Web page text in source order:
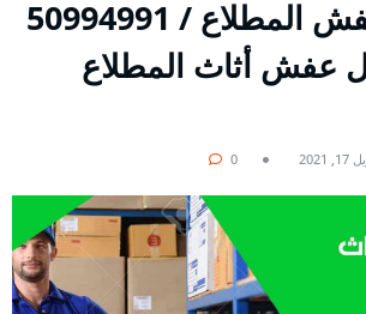
خدمة نقل عفش المطلاع / 50994991
عفش أثاث المطلاع
2021
0